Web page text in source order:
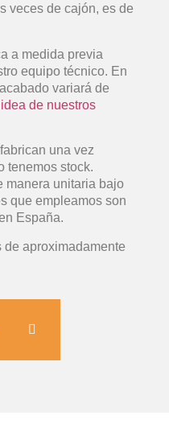
veces de cajón, es de
a medida previa
equipo técnico. En
variará de
de nuestros
una vez
tenemos stock.
manera unitaria bajo
que empleamos son
España.
de aproximadamente